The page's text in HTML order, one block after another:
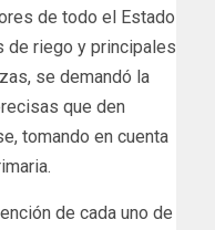
de todo el Estado
de riego y principales
se demandó la
que den
tomando en cuenta
de cada uno de